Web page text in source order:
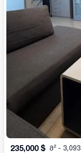
235,000 $ მ² - 3,093